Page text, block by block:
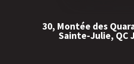
30, Montée des
Sainte-Julie, QC